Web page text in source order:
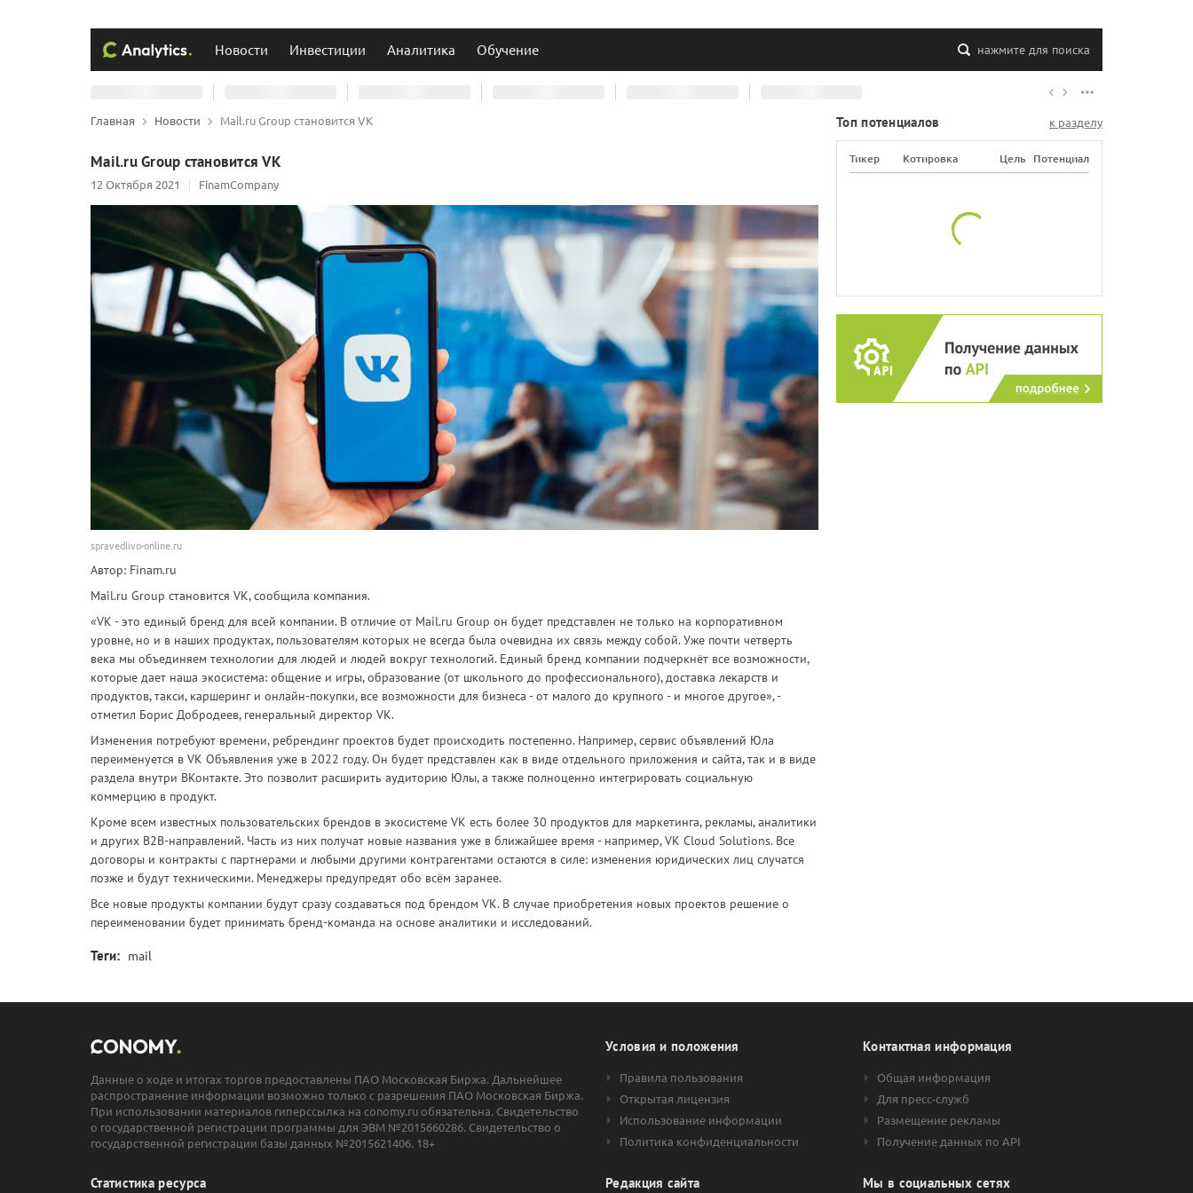
Новости Инвестиции Аналитика Обучение нажмите для поиска
Главная Новости Mail.ru Group становится VK
Mail.ru Group становится VK
12 Октября 2021 FinamCompany
spravedlivo-online.ru
Автор: Finam.ru
Mail.ru Group становится VK, сообщила компания.
«VK - это единый бренд для всей компании. В отличие от Mail.ru Group он будет представлен не только на корпоративном
уровне, но и в наших продуктах, пользователям которых не всегда была очевидна их связь между собой. Уже почти четверть
века мы объединяем технологии для людей и людей вокруг технологий. Единый бренд компании подчеркнёт все возможности,
которые дает наша экосистема: общение и игры, образование (от школьного до профессионального), доставка лекарств и
продуктов, такси, каршеринг и онлайн-покупки, все возможности для бизнеса - от малого до крупного - и многое другое», -
отметил Борис Добродеев, генеральный директор VK.
Изменения потребуют времени, ребрендинг проектов будет происходить постепенно. Например, сервис объявлений Юла
переименуется в VK Объявления уже в 2022 году. Он будет представлен как в виде отдельного приложения и сайта, так и в виде
раздела внутри ВКонтакте. Это позволит расширить аудиторию Юлы, а также полноценно интегрировать социальную
коммерцию в продукт.
Кроме всем известных пользовательских брендов в экосистеме VK есть более 30 продуктов для маркетинга, рекламы, аналитики
и других B2B-направлений. Часть из них получат новые названия уже в ближайшее время - например, VK Cloud Solutions. Все
договоры и контракты с партнерами и любыми другими контрагентами остаются в силе: изменения юридических лиц случатся
позже и будут техническими. Менеджеры предупредят обо всём заранее.
Все новые продукты компании будут сразу создаваться под брендом VK. В случае приобретения новых проектов решение о
переименовании будет принимать бренд-команда на основе аналитики и исследований.
Теги: mail
Топ потенциалов к разделу
Тикер Котировка Цель Потенциал
Данные о ходе и итогах торгов предоставлены ПАО Московская Биржа. Дальнейшее
распространение информации возможно только с разрешения ПАО Московская Биржа.
При использовании материалов гиперссылка на conomy.ru обязательна. Свидетельство
о государственной регистрации программы для ЭВМ №2015660286. Свидетельство о
государственной регистрации базы данных №2015621406. 18+
Условия и положения
Правила пользования
Открытая лицензия
Использование информации
Политика конфиденциальности
Контактная информация
Общая информация
Для пресс-служб
Размещение рекламы
Получение данных по API
Редакция сайта Мы в социальных сетях
Статистика ресурса